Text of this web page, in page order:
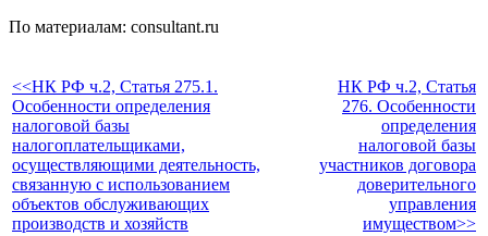
По материалам: consultant.ru
<<НК РФ ч.2, Статья 275.1.
Особенности определения
налоговой базы
налогоплательщиками,
осуществляющими деятельность,
связанную с использованием
объектов обслуживающих
производств и хозяйств
НК РФ ч.2, Статья
276. Особенности
определения
налоговой базы
участников договора
доверительного
управления
имуществом>>